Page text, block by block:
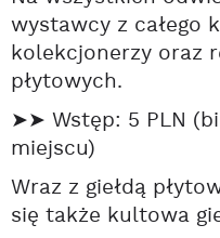
wystawcy z całego
kolekcjonerzy oraz
płytowych.
➤➤ Wstęp: 5 PLN
miejscu)
Wraz z giełdą
się także kultowa